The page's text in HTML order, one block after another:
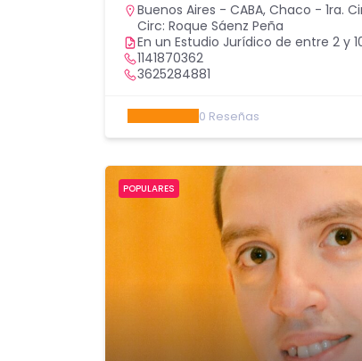
Buenos Aires - CABA, Chaco - 1ra.
Circ: Roque Sáenz Peña
En un Estudio Jurídico de entre 2 y
1141870362
3625284881
0 Reseñas
POPULARES